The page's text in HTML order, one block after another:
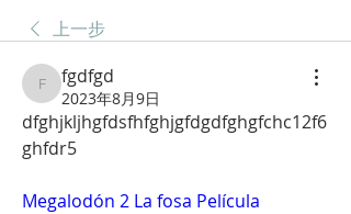
上一步
fgdfgd
fgdfgd
2023年8月9日
dfghjkljhgfdsfhfghjgfdgdfghgfchc12f6
ghfdr5
Megalodón 2 La fosa Película